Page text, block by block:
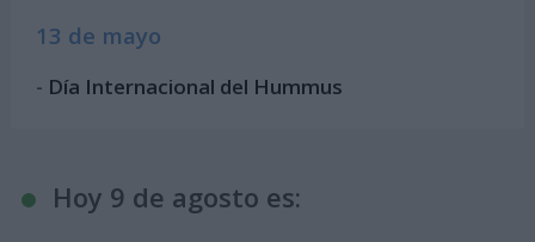
13 de mayo
- Día Internacional del Hummus
Hoy 9 de agosto es: